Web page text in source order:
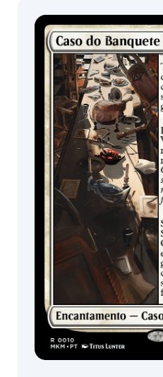
Expositor de
Booster /
Boosters de
Jogo